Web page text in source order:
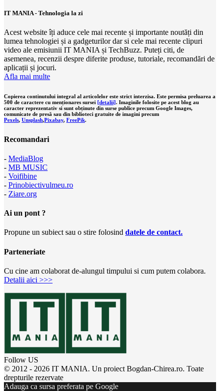
IT MANIA - Tehnologia la zi
Acest website îți aduce cele mai recente și importante noutăți din
lumea tehnologiei și a gadgeturilor dar si cele mai recente clipuri
video ale emisiunii IT MANIA și TechBuzz. Puteți citi, de
asemenea, recenzii despre diferite produse, tutoriale, recomandări de
aplicații și jocuri.
Afla mai multe
Copierea continutului integral al articolelor este strict interzisa. Este permisa preluarea a
500 de caractere cu menționares sursei [detalii]. Imaginile folosite pe acest blog au
caracter reprezentativ si sunt obținute din surse publice precum Google Images,
comunicate de presă sau din biblioteci gratuite de imagini precum
Pexels, Unsplash,Pixabay, FreePik.
Recomandari
- MediaBlog
- MB MUSIC
- Voifibine
- Prinobiectivulmeu.ro
- Ziare.org
Ai un pont ?
Propune un subiect sau o stire folosind datele de contact.
Parteneriate
Cu cine am colaborat de-alungul timpului si cum putem colabora.
Detalii aici >>>
Follow US
© 2012 - 2026 IT MANIA. Un proiect Bogdan-Chirea.ro. Toate
drepturile rezervate
Adauga ca sursa preferata pe Google